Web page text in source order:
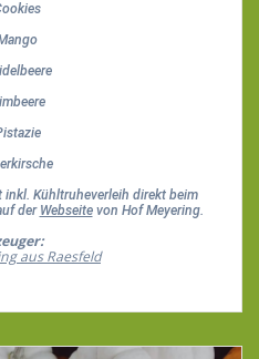
inkl. Kühltruheverleih direkt beim
der Webseitevon Hof Meyering.
aus Raesfeld